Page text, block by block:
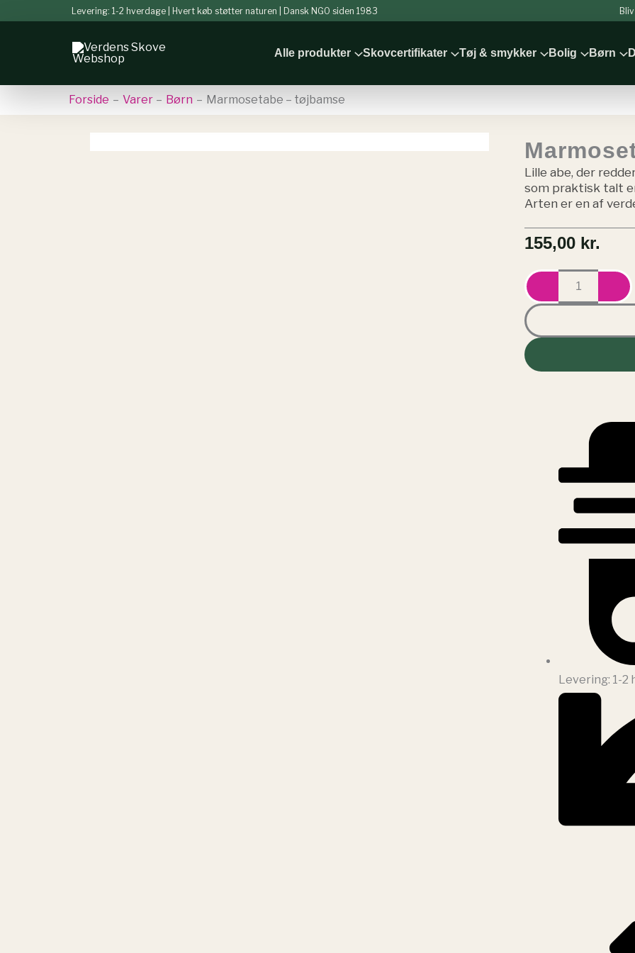
Levering: 1-2 hverdage | Hvert køb støtter naturen | Dansk NGO siden 1983
Alle produkter Skovcertifikater Tøj & smykker Bolig Børn
Forside Varer Børn Marmosetabe – tøjbamse
Lille abe, der
som praktisk talt
Arten er en af
155,00 kr.
Marmosetabe
Levering: 1-2